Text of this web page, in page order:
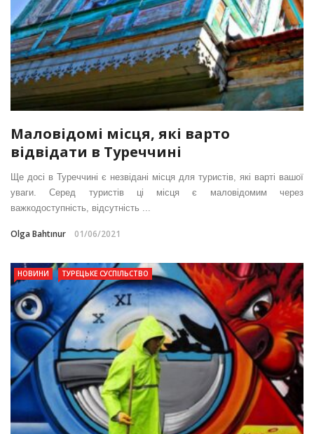
Маловідомі місця, які варто
відвідати в Туреччині
Ще досі в Туреччині є незвідані місця для туристів, які варті вашої
уваги. Серед туристів ці місця є маловідомим через
важкодоступність, відсутність ...
Olga Bahtınur 01/06/2021
НОВИНИ ТУРЕЦЬКЕ СУСПІЛЬСТВО